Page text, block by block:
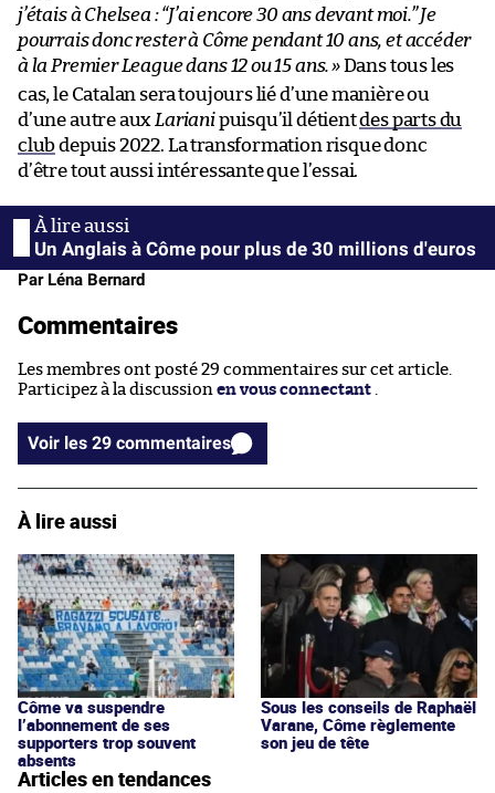
j’étais à Chelsea :“J’ai encore 30 ans devant moi.”Je
pourrais donc rester à Côme pendant 10 ans, et accéder
à la Premier League dans 12 ou 15 ans.»Dans tous les
cas, le Catalan sera toujours lié d’une manière ou
d’une autre aux Larianipuisqu’il détientdes parts du
clubdepuis 2022. La transformation risque donc
d’être tout aussi intéressante que l’essai.
Un Anglais à Côme pour plus de 30 millions d'euros
Par Léna Bernard
Commentaires
Les membres ont posté 29 commentaires sur cet article.
Participez à la discussion en vous connectant
Voir les 29 commentaires
À lire aussi
Côme va suspendre
l’abonnement de ses
supporters trop souvent
absents
Sous les conseils de Raphaël
Varane, Côme règlemente
son jeu de tête
Articles en tendances